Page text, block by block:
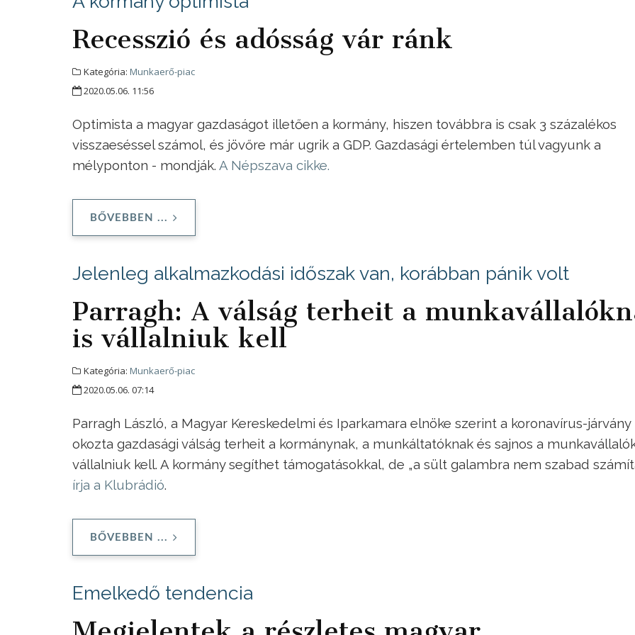
Recesszió és adósság vár ránk
Kategória: Munkaerő-piac
2020.05.06. 11:56
Optimista a magyar gazdaságot illetően a kormány, hiszen továbbra is csak 3 százalékos
visszaeséssel számol, és jövőre már ugrik a GDP. Gazdasági értelemben túl vagyunk a
mélyponton - mondják. A Népszava cikke.
BŐVEBBEN ...
Jelenleg alkalmazkodási időszak van, korábban pánik volt
Parragh: A válság terheit a
is vállalniuk kell
Kategória: Munkaerő-piac
2020.05.06. 07:14
Parragh László, a Magyar Kereskedelmi és Iparkamara elnöke szerint a koronavírus-járvány
okozta gazdasági válság terheit a kormánynak, a munkáltatóknak és sajnos a
vállalniuk kell. A kormány segíthet támogatásokkal, de „a sült galambra nem szabad
írja a Klubrádió.
BŐVEBBEN ...
Emelkedő tendencia